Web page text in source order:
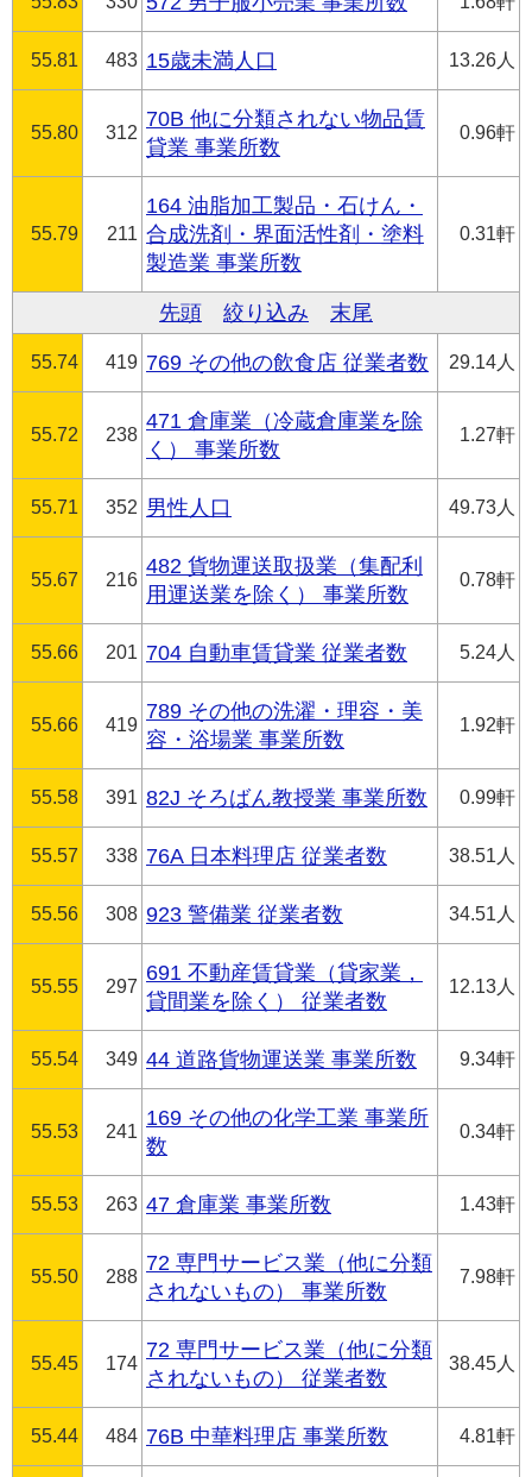
55.81 483 15歳未満人口 13.26人
55.80 312
70B 他に分類されない物品賃
貸業 事業所数
0.96軒
55.79 211
164 油脂加工製品・石けん・
合成洗剤・界面活性剤・塗料
製造業 事業所数
0.31軒
先頭 絞り込み 末尾
55.74 419 769 その他の飲食店 従業者数 29.14人
55.72 238
471 倉庫業（冷蔵倉庫業を除
く） 事業所数
1.27軒
55.71 352 男性人口 49.73人
55.67 216
482 貨物運送取扱業（集配利
用運送業を除く） 事業所数
0.78軒
55.66 201 704 自動車賃貸業 従業者数 5.24人
55.66 419
789 その他の洗濯・理容・美
容・浴場業 事業所数
1.92軒
55.58 391 82J そろばん教授業 事業所数 0.99軒
55.57 338 76A 日本料理店 従業者数 38.51人
55.56 308 923 警備業 従業者数 34.51人
55.55 297
691 不動産賃貸業（貸家業，
貸間業を除く） 従業者数
12.13人
55.54 349 44 道路貨物運送業 事業所数 9.34軒
55.53 241
169 その他の化学工業 事業所
数
0.34軒
55.53 263 47 倉庫業 事業所数 1.43軒
55.50 288
72 専門サービス業（他に分類
されないもの） 事業所数
7.98軒
55.45 174
72 専門サービス業（他に分類
されないもの） 従業者数
38.45人
55.44 484 76B 中華料理店 事業所数 4.81軒